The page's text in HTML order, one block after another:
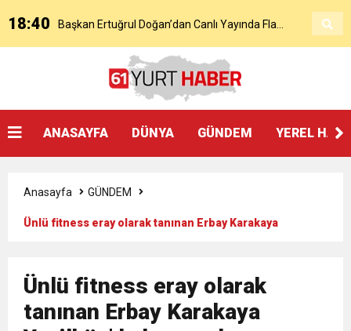
18:40 Başkan Ertuğrul Doğan’dan Canlı Yayında Flaş
Salah’ın Trabzon Programı Netleşti! Geliyor
20:05
18:59 Trabzonspor Mitongo Transferini KAP’a Bildirdi
ANASAYFA DÜNYA GÜNDEM YEREL
Anasayfa GÜNDEM
Ünlü fitness eray olarak tanınan Erbay Karakaya
Ünlü fitness eray olarak
tanınan Erbay Karakaya